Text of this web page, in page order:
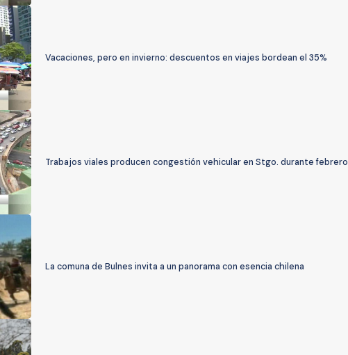
Vacaciones, pero en invierno: descuentos en viajes bordean el 35%
Trabajos viales producen congestión vehicular en Stgo. durante febrero
La comuna de Bulnes invita a un panorama con esencia chilena